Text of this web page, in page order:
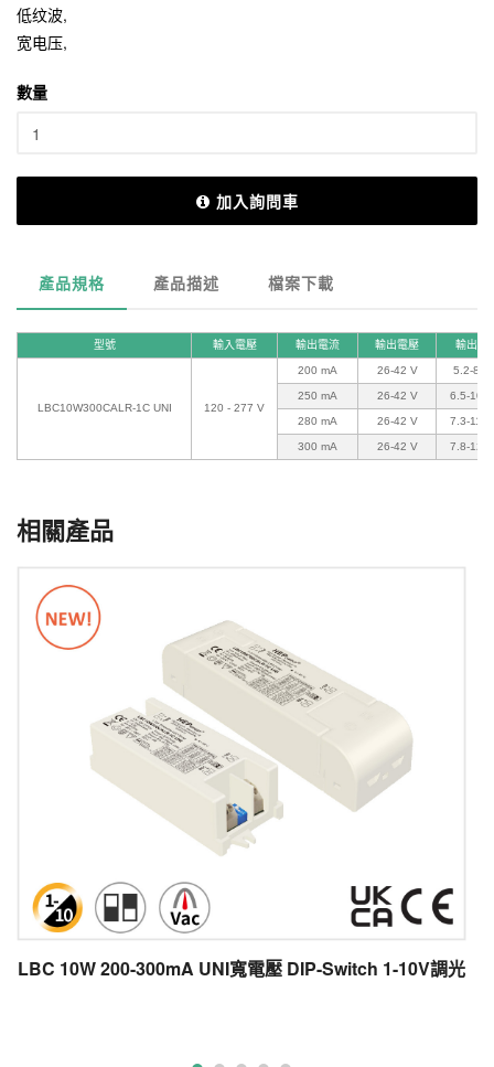
低纹波,
宽电压,
數量
加入詢問車
產品規格 產品描述 檔案下載
型號 輸入電壓 輸出電流 輸出電壓 輸出功
LBC10W300CALR-1C UNI 120 - 277 V
200 mA 26-42 V 5.2-8.4
250 mA 26-42 V 6.5-10.5
280 mA 26-42 V 7.3-11.7
300 mA 26-42 V 7.8-12.6
相關產品
LBC 10W 200-300mA UNI寬電壓 DIP-Switch 1-10V調光